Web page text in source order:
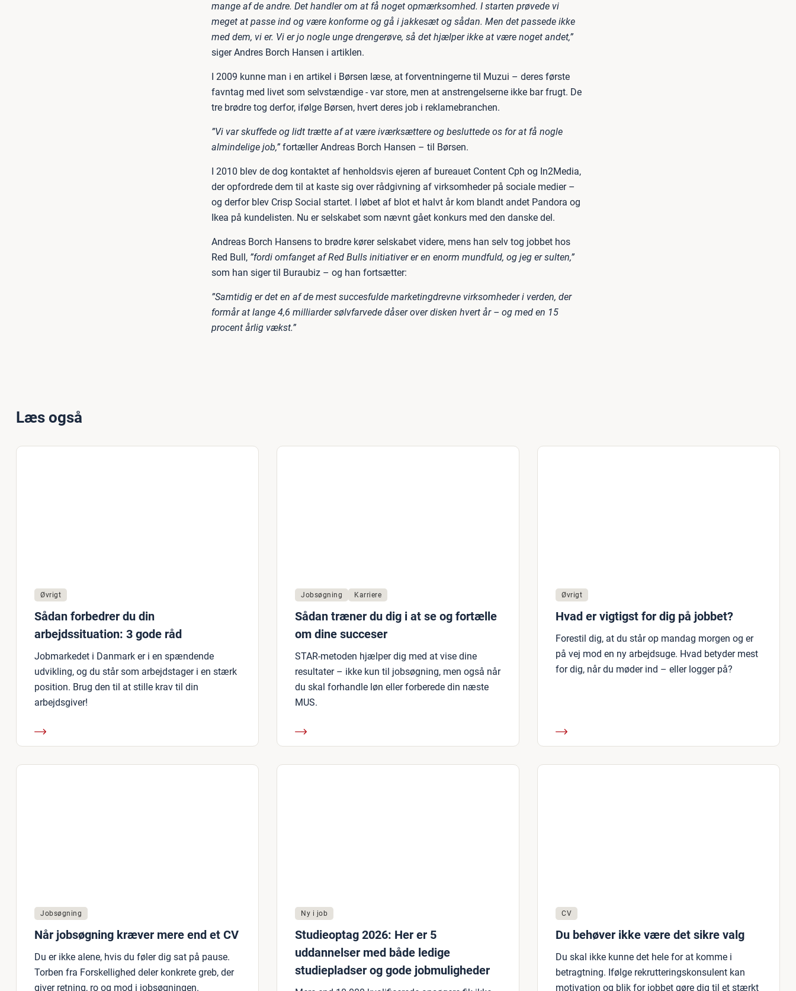
mange af de andre. Det handler om at få noget opmærksomhed. I starten prøvede vi
meget at passe ind og være konforme og gå i jakkesæt og sådan. Men det passede ikke
med dem, vi er. Vi er jo nogle unge drengerøve, så det hjælper ikke at være noget andet,”
siger Andres Borch Hansen i artiklen.
I 2009 kunne man i en artikel i Børsen læse, at forventningerne til Muzui – deres første
favntag med livet som selvstændige - var store, men at anstrengelserne ikke bar frugt. De
tre brødre tog derfor, ifølge Børsen, hvert deres job i reklamebranchen.
”Vi var skuffede og lidt trætte af at være iværksættere og besluttede os for at få nogle
almindelige job,” fortæller Andreas Borch Hansen – til Børsen.
I 2010 blev de dog kontaktet af henholdsvis ejeren af bureauet Content Cph og In2Media,
der opfordrede dem til at kaste sig over rådgivning af virksomheder på sociale medier –
og derfor blev Crisp Social startet. I løbet af blot et halvt år kom blandt andet Pandora og
Ikea på kundelisten. Nu er selskabet som nævnt gået konkurs med den danske del.
Andreas Borch Hansens to brødre kører selskabet videre, mens han selv tog jobbet hos
Red Bull, ”fordi omfanget af Red Bulls initiativer er en enorm mundfuld, og jeg er sulten,”
som han siger til Buraubiz – og han fortsætter:
”Samtidig er det en af de mest succesfulde marketingdrevne virksomheder i verden, der
formår at lange 4,6 milliarder sølvfarvede dåser over disken hvert år – og med en 15
procent årlig vækst.”
Læs også
Øvrigt
Sådan forbedrer du din
arbejdssituation: 3 gode råd
Jobmarkedet i Danmark er i en spændende
udvikling, og du står som arbejdstager i en stærk
position. Brug den til at stille krav til din
arbejdsgiver!
Jobsøgning Karriere
Sådan træner du dig i at se og fortælle
om dine succeser
STAR-metoden hjælper dig med at vise dine
resultater – ikke kun til jobsøgning, men også når
du skal forhandle løn eller forberede din næste
MUS.
Øvrigt
Hvad er vigtigst for dig på jobbet?
Forestil dig, at du står op mandag morgen og er
på vej mod en ny arbejdsuge. Hvad betyder mest
for dig, når du møder ind – eller logger på?
Jobsøgning
Når jobsøgning kræver mere end et CV
Du er ikke alene, hvis du føler dig sat på pause.
Torben fra Forskellighed deler konkrete greb, der
giver retning, ro og mod i jobsøgningen.
Ny i job
Studieoptag 2026: Her er 5
uddannelser med både ledige
studiepladser og gode jobmuligheder
CV
Du behøver ikke være det sikre valg
Du skal ikke kunne det hele for at komme i
betragtning. Ifølge rekrutteringskonsulent kan
motivation og blik for jobbet gøre dig til et stærkt